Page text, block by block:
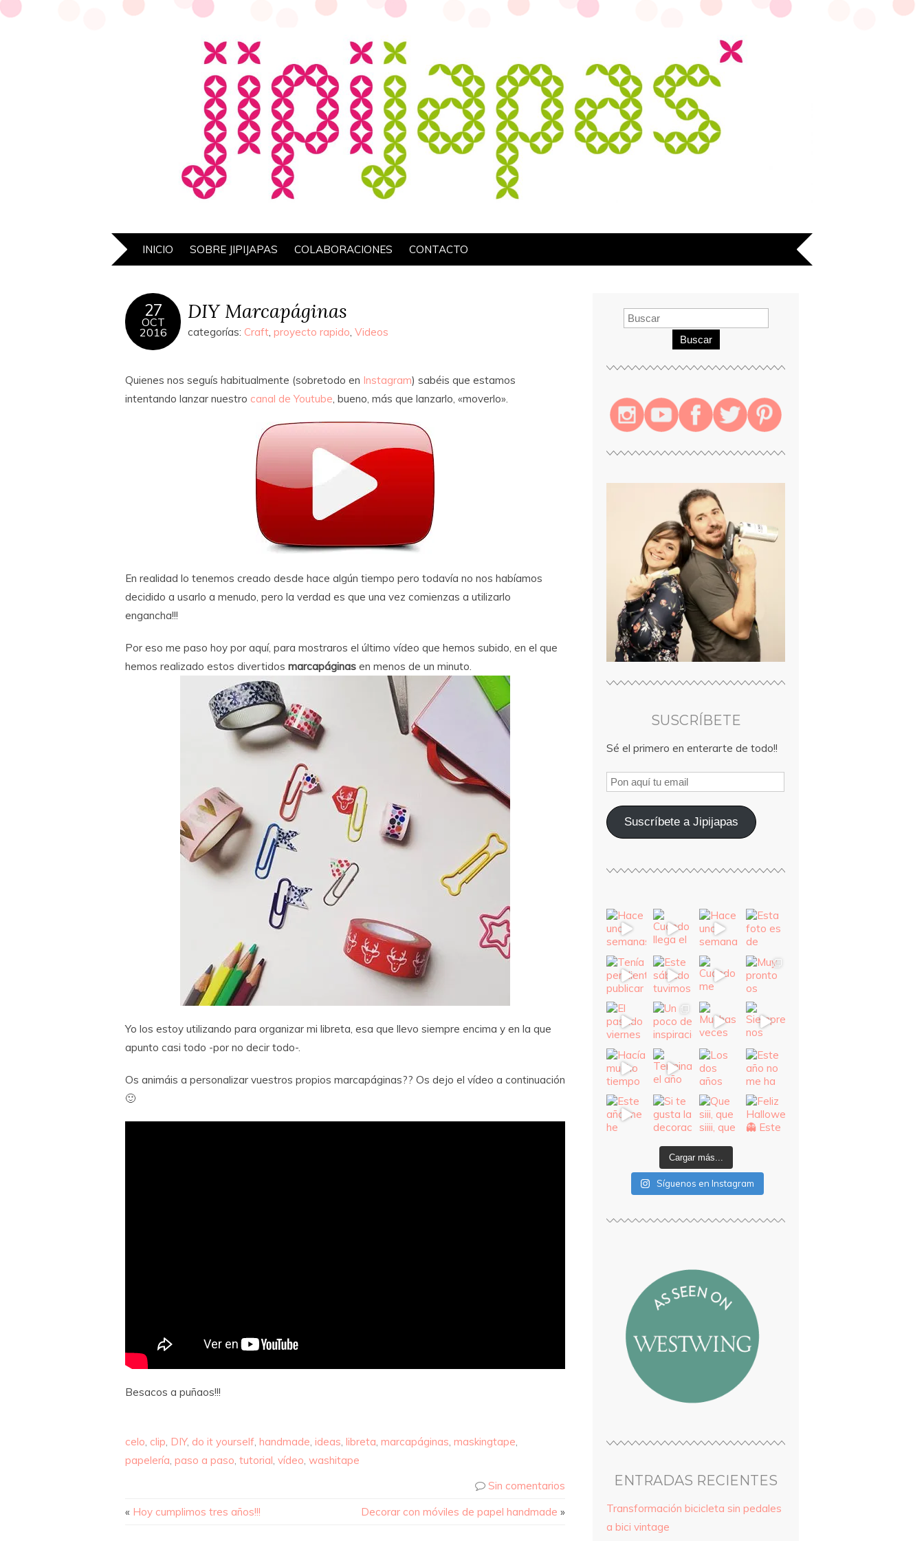
INICIO SOBRE JIPIJAPAS COLABORACIONES CONTACTO
27
OCT
2016
DIY Marcapáginas
categorías: Craft, proyecto rapido, Videos
Quienes nos seguís habitualmente (sobretodo en Instagram) sabéis que estamos
intentando lanzar nuestro canal de Youtube, bueno, más que lanzarlo, «moverlo».
En realidad lo tenemos creado desde hace algún tiempo pero todavía no nos habíamos
decidido a usarlo a menudo, pero la verdad es que una vez comienzas a utilizarlo
engancha!!!
Por eso me paso hoy por aquí, para mostraros el último vídeo que hemos subido, en el que
hemos realizado estos divertidos marcapáginas en menos de un minuto.
Yo los estoy utilizando para organizar mi libreta, esa que llevo siempre encima y en la que
apunto casi todo -por no decir todo-.
Os animáis a personalizar vuestros propios marcapáginas?? Os dejo el vídeo a continuación
🙂
Besacos a puñaos!!!
celo, clip, DIY, do it yourself, handmade, ideas, libreta, marcapáginas, maskingtape,
papelería, paso a paso, tutorial, vídeo, washitape
Sin comentarios
« Hoy cumplimos tres años!!! Decorar con móviles de papel handmade »
Buscar
SUSCRÍBETE
Sé el primero en enterarte de todo!!
Suscríbete a Jipijapas
Cargar más...
Síguenos en Instagram
ENTRADAS RECIENTES
Transformación bicicleta sin pedales
a bici vintage